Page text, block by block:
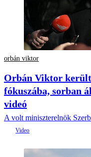
orbán viktor
Orbán Viktor
fókuszába, sorban
videó
A volt miniszterelnök